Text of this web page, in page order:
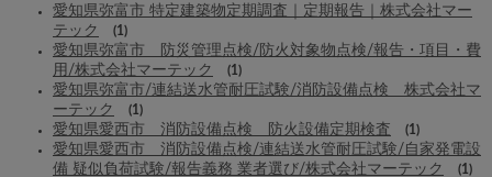
愛知県弥富市 特定建築物定期調査｜定期報告｜株式会社マー
テック
(1)
愛知県弥富市 防災管理点検/防火対象物点検/報告・項目・費
用/株式会社マーテック
(1)
愛知県弥富市/連結送水管耐圧試験/消防設備点検 株式会社マ
ーテック
(1)
愛知県愛西市 消防設備点検 防火設備定期検査 (1)
愛知県愛西市 消防設備点検/連結送水管耐圧試験/自家発電設
備 疑似負荷試験/報告義務 業者選び/株式会社マーテック
(1)